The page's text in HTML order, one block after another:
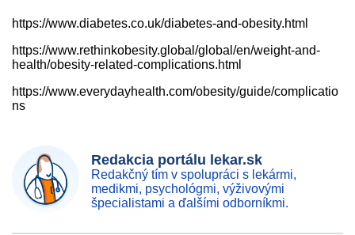
https://www.diabetes.co.uk/diabetes-and-obesity.html
https://www.rethinkobesity.global/global/en/weight-and-
health/obesity-related-complications.html
https://www.everydayhealth.com/obesity/guide/complicatio
ns
Redakcia portálu lekar.sk
Redakčný tím v spolupráci s lekármi,
medikmi, psychológmi, výživovými
špecialistami a ďalšími odborníkmi.